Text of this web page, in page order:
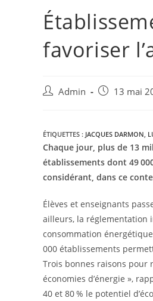
favoriser
Admin 13 mai
ÉTIQUETTES : JACQUES DARMON,
Chaque jour, plus de 13
établissements dont 49
considérant, dans ce
Élèves et enseignants
ailleurs, la réglementation
consommation
000 établissements
Trois bonnes raisons pour
économies d’énergie »,
40 et 80 % le potentiel